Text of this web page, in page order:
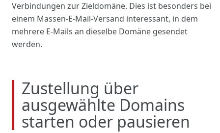
Verbindungen zur Zieldomäne. Dies ist besonders bei
einem Massen-E-Mail-Versand interessant, in dem
mehrere E-Mails an dieselbe Domäne gesendet
werden.
Zustellung über
ausgewählte Domains
starten oder pausieren